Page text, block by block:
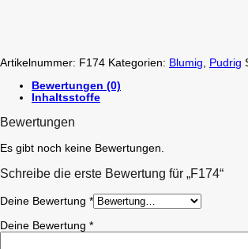
Artikelnummer: F174 Kategorien: Blumig Pudrig
Bewertungen (0)
Inhaltsstoffe
Bewertungen
Es gibt noch keine Bewertungen.
Schreibe die erste Bewertung für „F174“
Deine Bewertung *
Deine Bewertung *